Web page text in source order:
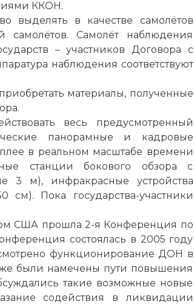
ККОН.
выделять в качестве самолётов
Самолёт наблюдения
– участников Договора с
наблюдения соответствуют
материалы, полученные
весь предусмотренный
панорамные и кадровые
в реальном масштабе времени
станции бокового обзора с
3 м), инфракрасные устройства
Пока государства-участники
США прошла 2-я Конференция по
состоялась в 2005 году
функционирование ДОН в
были намечены пути повышения
такие возможные новые
содействия в ликвидации